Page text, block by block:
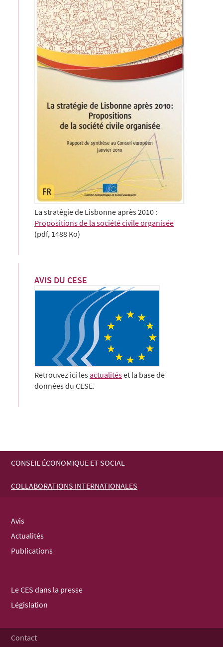
La stratégie de Lisbonne après 2010 :
Propositions de la société civile organisée
(pdf, 1488 Ko)
AVIS DU CESE
Retrouvez ici les actualitéset la base de
données du CESE.
MENU
NAVIGATION
CONSEIL ÉCONOMIQUE ET SOCIAL
COLLABORATIONS INTERNATIONALES
Avis
Actualités
Publications
Le CES dans la presse
Législation
Contact